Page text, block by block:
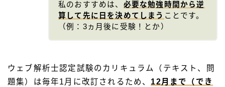
私のおすすめは、 必要な勉強時間から逆
算して先に日を決めてしまう ことです。
（例：3ヵ月後に受験！とか）
ウェブ解析士認定試験のカリキュラム（テキスト、問
題集）は毎年1月に改訂されるため、 12月まで（でき